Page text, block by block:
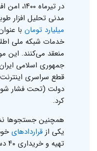
در
مدنی تحلیل افزار
میلیارد تومان با
خدمات شبکه ملی
منعقد می‌کنند. این
قطع سراسری
دولت (تحت فشار
کرد.
همچنین جستجوها
یکی ازقرارداد‌های